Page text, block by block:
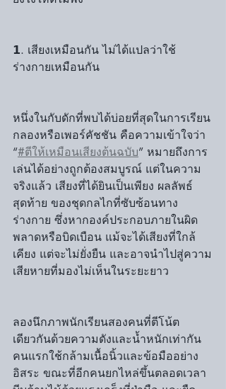
𝟭. เสียงเหมือนกัน ไม่ได้แปลว่าใช้
ร่างกายเหมือนกัน
หนึ่งในกับดักที่พบได้บ่อยที่สุดในการเรียน
กลองหรือเพอร์คัชชัน คือความเข้าใจว่า
“#ตีให้เหมือนเสียงต้นฉบับ” หมายถึงการ
เล่นได้อย่างถูกต้องสมบูรณ์ แต่ในความ
จริงแล้ว เสียงที่ได้ยินเป็นเพียง ผลลัพธ์
สุดท้าย ของชุดกลไกที่ซับซ้อนทาง
ร่างกาย ซึ่งหากองค์ประกอบภายในผิด
พลาดหรือบิดเบือน แม้จะได้เสียงที่ใกล้
เคียง แต่จะไม่ยั่งยืน และอาจนำไปสู่ความ
เสียหายที่มองไม่เห็นในระยะยาว
ลองนึกภาพนักเรียนสองคนที่ตีโน้ต
เดียวกันด้วยความดังและน้ำหนักเท่ากัน
คนแรกใช้กล้ามเนื้อนิ้วและข้อมืออย่าง
อิสระ ขณะที่อีกคนยกไหล่ขึ้นตลอดเวลา